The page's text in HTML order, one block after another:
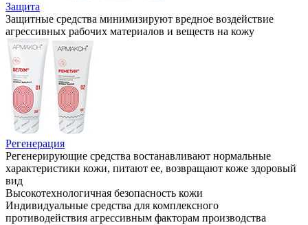
Защита
Защитные средства минимизируют вредное воздействие
агрессивных рабочих материалов и веществ на кожу
Регенерация
Регенерирующие средства востанавливают нормальные
характеристики кожи, питают ее, возвращают коже здоровый
вид
Высокотехнологичная безопасность кожи
Индивидуальные средства для комплексного
противодействия агрессивным факторам производства